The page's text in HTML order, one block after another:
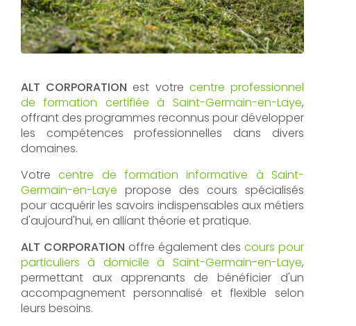
ALT CORPORATION est votre centre professionnel
de formation certifiée à Saint-Germain-en-Laye,
offrant des programmes reconnus pour développer
les compétences professionnelles dans divers
domaines.
Votrecentre de formation informative à Saint-
Germain-en-Laye propose des cours spécialisés
pour acquérir les savoirs indispensables aux métiers
d'aujourd'hui, en alliant théorie et pratique.
ALT CORPORATION offre également descours pour
particuliers à domicile à Saint-Germain-en-Laye,
permettant aux apprenants de bénéficier d'un
accompagnement personnalisé et flexible selon
leurs besoins.